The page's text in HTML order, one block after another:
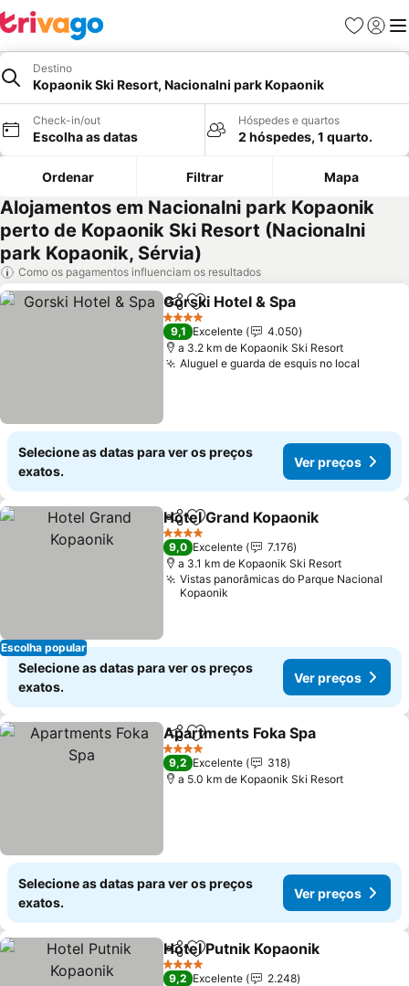
Favoritos
Iniciar
Destino
Kopaonik Ski Resort, Nacionalni park Kopaonik
Check-in/out
Escolha as datas
Hóspedes e quartos
2 hóspedes, 1 quarto.
Ordenar Filtrar Mapa
Alojamentos em Nacionalni park Kopaonik
perto de Kopaonik Ski Resort (Nacionalni
park Kopaonik, Sérvia)
Como os pagamentos influenciam os resultados
PartilharAdicionar aos favoritos
Gorski Hotel & Spa
4 Estrelas
9,1 Excelente
4.050
a 3.2 km de Kopaonik Ski Resort
Aluguel e guarda de esquis no local
Selecione as datas para ver os preços
exatos.
Ver preços
Escolha popular
PartilharAdicionar aos favoritos
Hotel Grand Kopaonik
4 Estrelas
9,0 Excelente
7.176
a 3.1 km de Kopaonik Ski Resort
Vistas panorâmicas do Parque Nacional
Kopaonik
Selecione as datas para ver os preços
exatos.
Ver preços
PartilharAdicionar aos favoritos
Apartments Foka Spa
4 Estrelas
9,2 Excelente
318
a 5.0 km de Kopaonik Ski Resort
Selecione as datas para ver os preços
exatos.
Ver preços
PartilharAdicionar aos favoritos
Hotel Putnik Kopaonik
4 Estrelas
9,2 Excelente
2.248